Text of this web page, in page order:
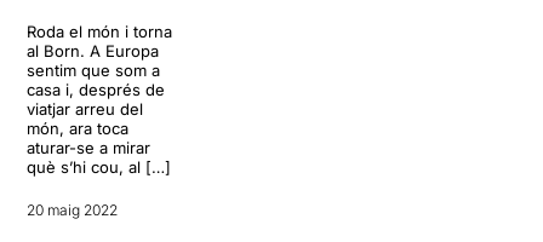
Roda el món i torna
al Born. A Europa
sentim que som a
casa i, després de
viatjar arreu del
món, ara toca
aturar-se a mirar
què s’hi cou, al […]
20 maig 2022